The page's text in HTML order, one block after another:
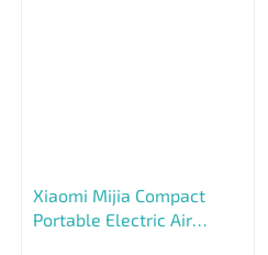
Xiaomi Mijia Compact
Portable Electric Air